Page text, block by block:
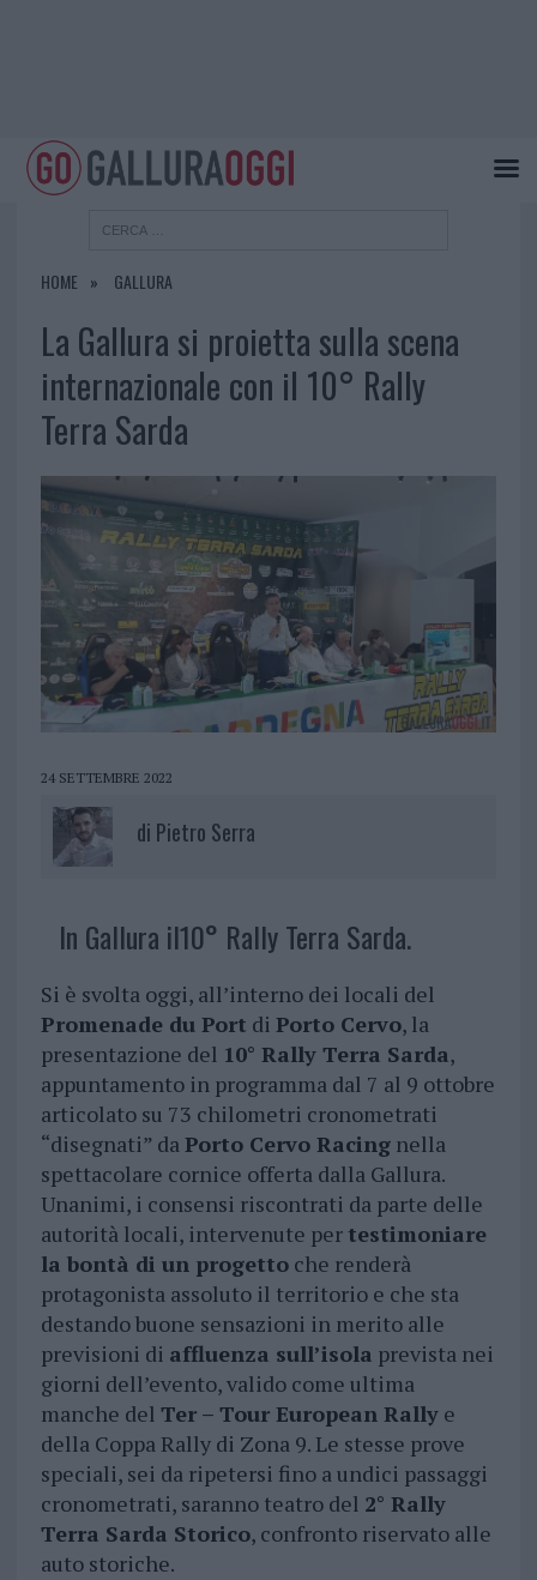
HOME GALLURA
La Gallura si proietta sulla scena
internazionale con il 10° Rally
Terra Sarda
24 SETTEMBRE 2022
di Pietro Serra
In Gallura il10° Rally Terra Sarda.
Si è svolta oggi, all’interno dei locali del
Promenade du Port di Porto Cervo, la
presentazione del 10° Rally Terra Sarda,
appuntamento in programma dal 7 al 9 ottobre
articolato su 73 chilometri cronometrati
“disegnati” daPorto Cervo Racingnella
spettacolare cornice offerta dalla Gallura.
Unanimi, i consensi riscontrati da parte delle
autorità locali, intervenute per testimoniare
la bontà di un progettoche renderà
protagonista assoluto il territorio e che sta
destando buone sensazioni in merito alle
previsioni di affluenza sull’isola prevista nei
giorni dell’evento, valido come ultima
manche del Ter – Tour European Rallye
della Coppa Rally di Zona 9. Le stesse prove
speciali, sei da ripetersi fino a undici passaggi
cronometrati, saranno teatro del 2° Rally
Terra Sarda Storico, confronto riservato alle
auto storiche.